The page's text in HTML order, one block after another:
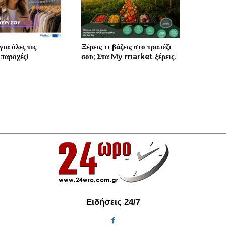
όλες τις
Ξέρεις τι βάζεις στο τραπέζι
σου; Στα My market ξέρεις.
Ειδήσεις 24/7